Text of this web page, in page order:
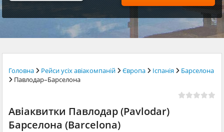
Головна Рейси усіх авіакомпаній Європа Іспанія
Барселона
Павлодар–Барселона
Авіаквитки Павлодар (Pavlodar)
Барселона (Barcelona)